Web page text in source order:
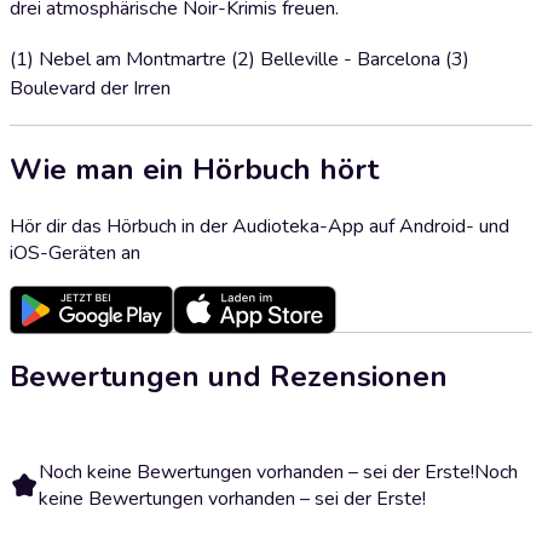
drei atmosphärische Noir-Krimis freuen.
(1) Nebel am Montmartre (2) Belleville - Barcelona (3)
Boulevard der Irren
Wie man ein Hörbuch hört
Hör dir das Hörbuch in der Audioteka-App auf Android- und
iOS-Geräten an
Bewertungen und Rezensionen
Noch keine Bewertungen vorhanden – sei der Erste!Noch
keine Bewertungen vorhanden – sei der Erste!